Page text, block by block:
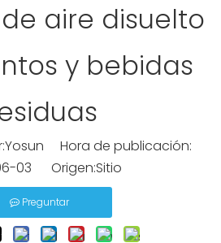
aire disuelto
y bebidas
Hora de publicación:
03 Origen:Sitio
Preguntar